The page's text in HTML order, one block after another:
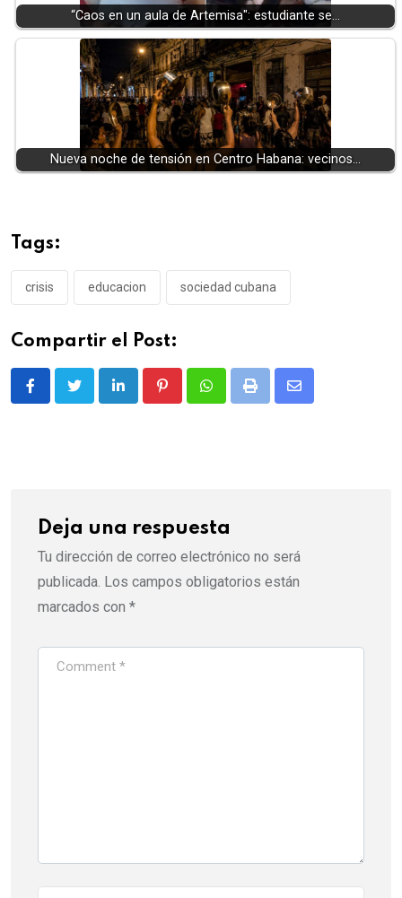
“Caos en un aula de Artemisa": estudiante se…
Nueva noche de tensión en Centro Habana: vecinos…
Tags:
crisis educacion sociedad cubana
Compartir el Post:
LinkedIn PinterestWhatsappPrint
Share
Deja una respuesta
Tu dirección de correo electrónico no será
publicada. Los campos obligatorios están
marcados con *